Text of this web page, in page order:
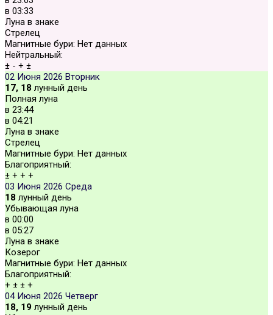
в 03:33
Луна в знаке
Стрелец
Магнитные бури: Нет данных
Нейтральный:
± - + ±
02 Июня 2026 Вторник
17, 18 лунный день
Полная луна
в 23:44
в 04:21
Луна в знаке
Стрелец
Магнитные бури: Нет данных
Благоприятный:
± + + +
03 Июня 2026 Среда
18 лунный день
Убывающая луна
в 00:00
в 05:27
Луна в знаке
Козерог
Магнитные бури: Нет данных
Благоприятный:
+ ± ± +
04 Июня 2026 Четверг
18, 19 лунный день